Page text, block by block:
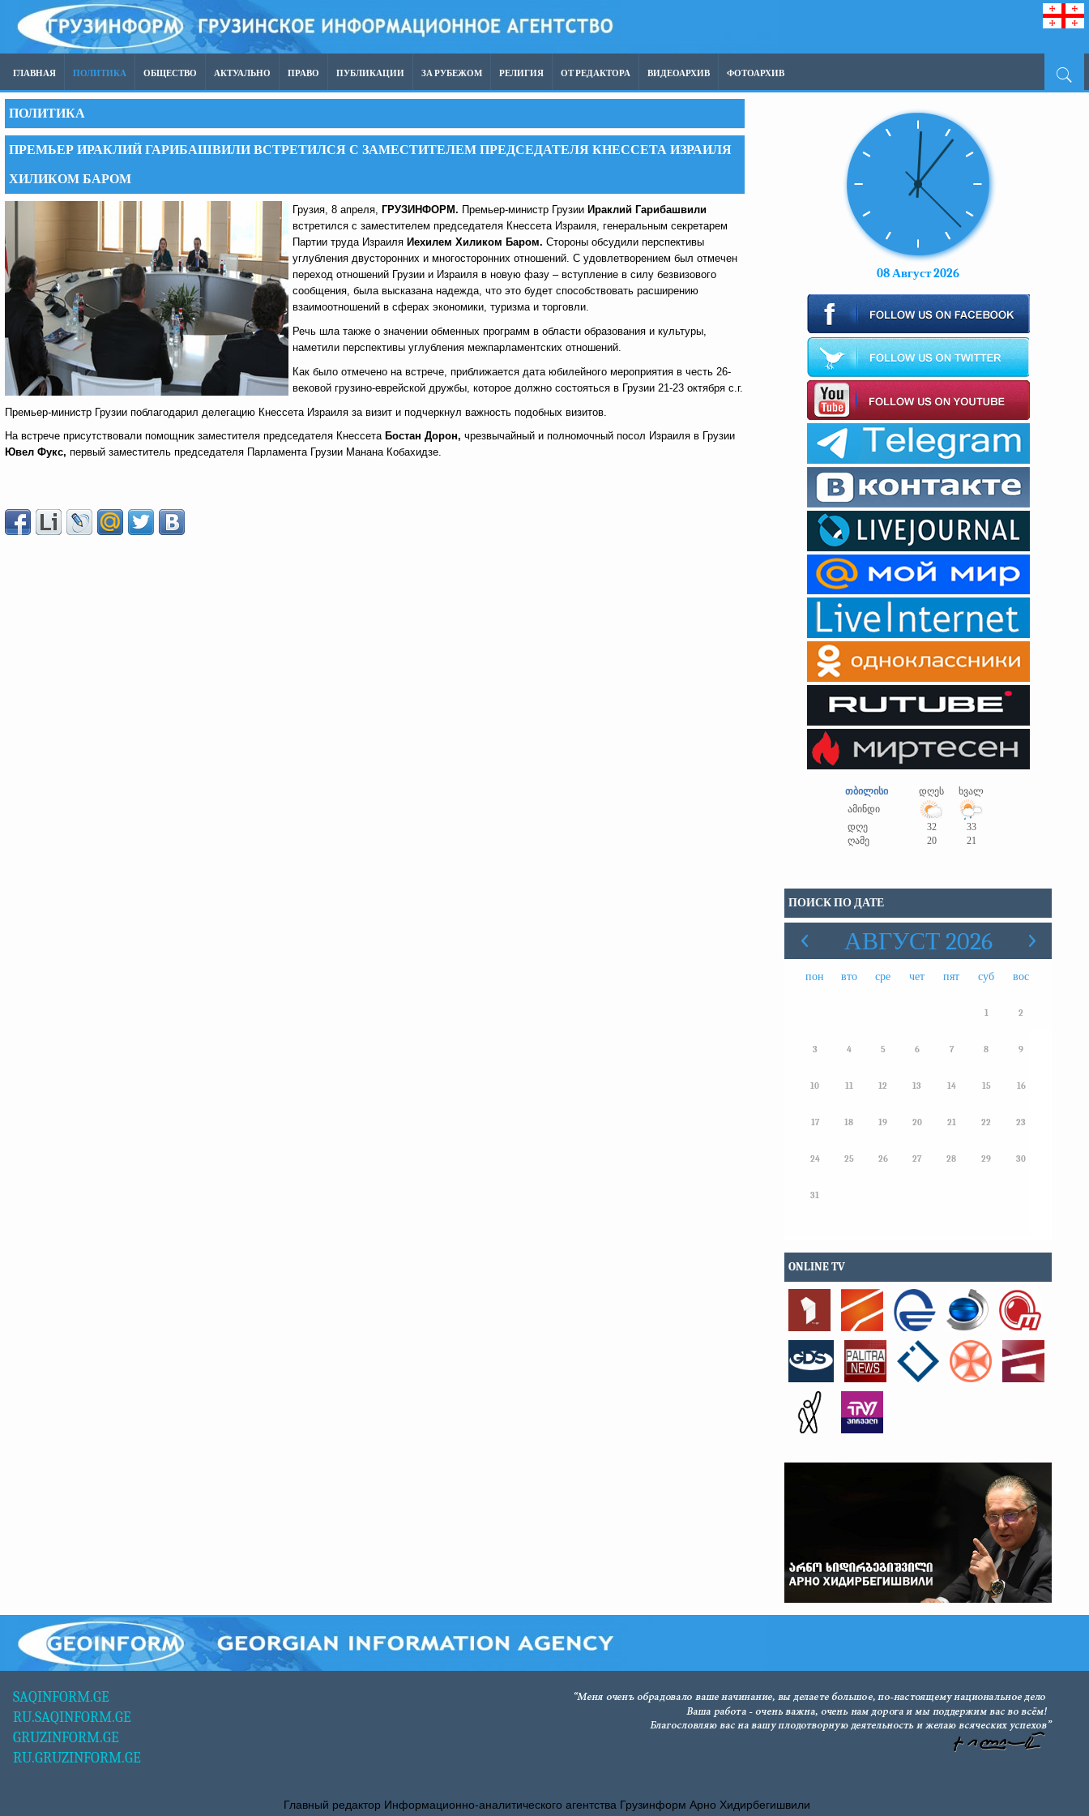
ГЛАВНАЯ ПОЛИТИКА ОБЩЕСТВО АКТУАЛЬНО ПРАВО ПУБЛИКАЦИИ ЗА РУБЕЖОМ РЕЛИГИЯ ОТ РЕДАКТОРА ВИДЕОАРХИВ ФОТОАРХИВ
ПОЛИТИКА
ПРЕМЬЕР ИРАКЛИЙ ГАРИБАШВИЛИ ВСТРЕТИЛСЯ С ЗАМЕСТИТЕЛЕМ ПРЕДСЕДАТЕЛЯ КНЕССЕТА ИЗРАИЛЯ
ХИЛИКОМ БАРОМ
Грузия, 8 апреля, ГРУЗИНФОРМ. Премьер-министр Грузии Ираклий Гарибашвили
встретился с заместителем председателя Кнессета Израиля, генеральным секретарем
Партии труда Израиля Иехилем Хиликом Баром. Стороны обсудили перспективы
углубления двусторонних и многосторонних отношений. С удовлетворением был отмечен
переход отношений Грузии и Израиля в новую фазу – вступление в силу безвизового
сообщения, была высказана надежда, что это будет способствовать расширению
взаимоотношений в сферах экономики, туризма и торговли.
Речь шла также о значении обменных программ в области образования и культуры,
наметили перспективы углубления межпарламентских отношений.
Как было отмечено на встрече, приближается дата юбилейного мероприятия в честь 26-
вековой грузино-еврейской дружбы, которое должно состояться в Грузии 21-23 октября с.г.
Премьер-министр Грузии поблагодарил делегацию Кнессета Израиля за визит и подчеркнул важность подобных визитов.
На встрече присутствовали помощник заместителя председателя Кнессета Бостан Дорон, чрезвычайный и полномочный посол Израиля в Грузии
Ювел Фукс, первый заместитель председателя Парламента Грузии Манана Кобахидзе.
08 Август 2026
თბილისი დღეს
ხვალ
ამინდი
დღე
32
33
ღამე
20 21
ПОИСК ПО ДАТЕ
АВГУСТ 2026
пон вто сре чет пят суб вос
1 2
3 4 5 6 7 8 9
10 11 12 13 14 15 16
17 18 19 20 21 22 23
24 25 26 27 28 29 30
31
ONLINE TV
SAQINFORM.GE
RU.SAQINFORM.GE
GRUZINFORM.GE
RU.GRUZINFORM.GE
Главный редактор Информационно-аналитического агентства Грузинформ Арно Хидирбегишвили